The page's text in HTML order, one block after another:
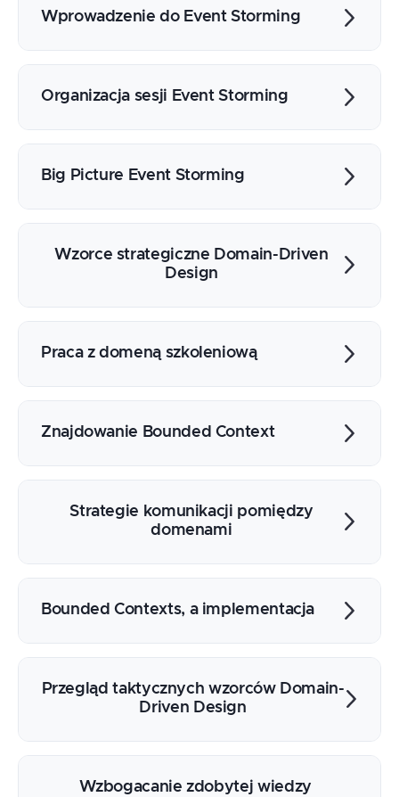
Wprowadzenie do Event Storming
Czym jest Event Storming
Organizacja sesji Event Storming
Offline vs. Online
Big Picture Event Storming
Storming istniejącego vs. nowego
Wzorce strategiczne Domain-Driven
Design
Bounded context
Praca z domeną szkoleniową
Wprowadzanie notacji
Znajdowanie Bounded Context
Wyzwania i pułapki
Strategie komunikacji pomiędzy
domenami
Korzyści i koszt
Bounded Contexts, a implementacja
Decyzje architektoniczne
Podział na zespoły
Przegląd taktycznych wzorców Domain-
Driven Design
Entity
Wzbogacanie zdobytej wiedzy